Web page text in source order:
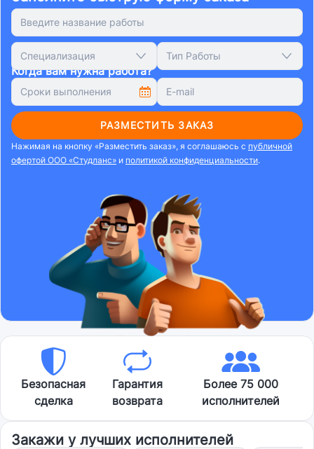
Специализация Тип Работы
Когда вам нужна работа?
РАЗМЕСТИТЬ ЗАКАЗ
Нажимая на кнопку «Разместить заказ», я соглашаюсь с публичной
офертой ООО «Студланс» и политикой конфиденциальности.
Безопасная
сделка
Гарантия
возврата
Более 75 000
исполнителей
Закажи у лучших исполнителей